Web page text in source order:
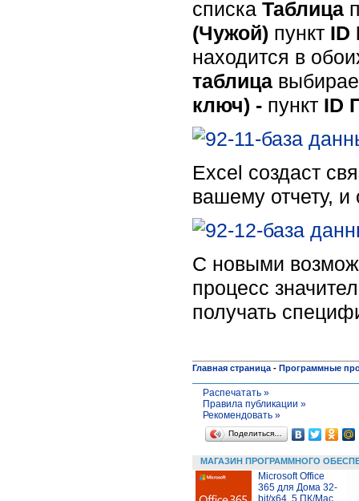
списка Таблица
(Чужой) пункт ID
находится в
таблица
ключ) - пункт ID
Excel создаст
вашему отчету, и
С новыми
процесс
получать
Главная страница - Программные
Распечатать »
Правила публикации »
Рекомендовать »
Поделиться…
МАГАЗИН ПРОГРАММНОГО
Microsoft Office
365 для Дома 32-